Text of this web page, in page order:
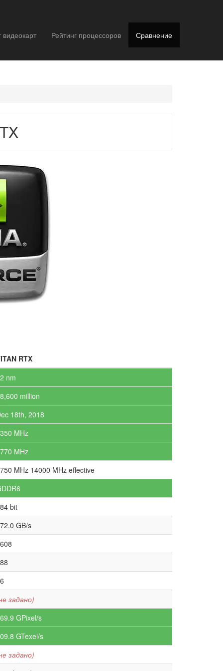
видеокарт Рейтинг процессоров Сравнение
RTX
nm
million
18th, 2018
MHz
MHz
MHz 14000 MHz effective
bit
GB/s
задано)
GPixel/s
GTexel/s
задано)